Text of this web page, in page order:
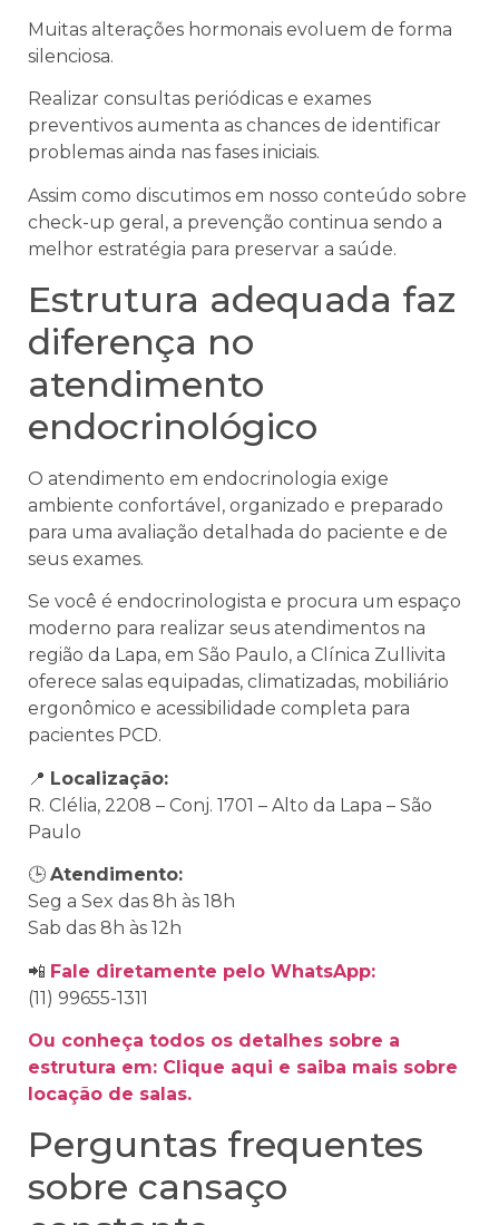
Muitas alterações hormonais evoluem de forma
silenciosa.
Realizar consultas periódicas e exames
preventivos aumenta as chances de identificar
problemas ainda nas fases iniciais.
Assim como discutimos em nosso conteúdo sobre
check-up geral, a prevenção continua sendo a
melhor estratégia para preservar a saúde.
Estrutura adequada faz
diferença no
atendimento
endocrinológico
O atendimento em endocrinologia exige
ambiente confortável, organizado e preparado
para uma avaliação detalhada do paciente e de
seus exames.
Se você é endocrinologista e procura um espaço
moderno para realizar seus atendimentos na
região da Lapa, em São Paulo, a Clínica Zullivita
oferece salas equipadas, climatizadas, mobiliário
ergonômico e acessibilidade completa para
pacientes PCD.
📍 Localização:
R. Clélia, 2208 – Conj. 1701 – Alto da Lapa – São
Paulo
🕒 Atendimento:
Seg a Sex das 8h às 18h
Sab das 8h às 12h
📲 Fale diretamente pelo WhatsApp:
(11) 99655-1311
Ou conheça todos os detalhes sobre a
estrutura em: Clique aqui e saiba mais sobre
locação de salas.
Perguntas frequentes
sobre cansaço